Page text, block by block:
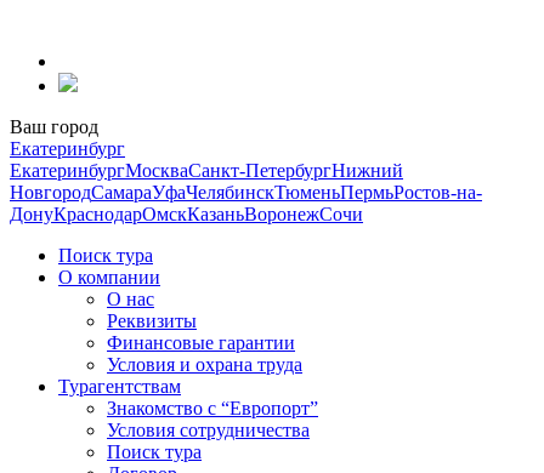
содержанию
Ваш город
Екатеринбург
ЕкатеринбургМоскваСанкт-ПетербургНижний
НовгородСамараУфаЧелябинскТюменьПермьРостов-на-
ДонуКраснодарОмскКазаньВоронежСочи
Поиск тура
О компании
О нас
Реквизиты
Финансовые гарантии
Условия и охрана труда
Турагентствам
Знакомство с “Европорт”
Условия сотрудничества
Поиск тура